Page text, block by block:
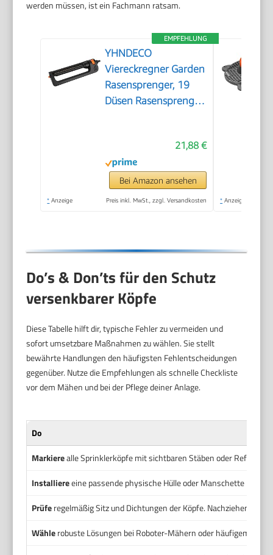
werden müssen, ist ein Fachmann ratsam.
EMPFEHLUNG
YHNDECO
Viereckregner Garden
Rasensprenger, 19
Düsen Rasensprenger
Flächen von 110-250
m², Comfort
Rasensprinkler Metall
Rasen Sprenger mit
21,88 €
Bei Amazon ansehen
* Anzeige Preis inkl. MwSt., zzgl. Versandkosten * Anzeige
Do’s & Don’ts für den Schutz
versenkbarer Köpfe
Diese Tabelle hilft dir, typische Fehler zu vermeiden und
sofort umsetzbare Maßnahmen zu wählen. Sie stellt
bewährte Handlungen den häufigsten Fehlentscheidungen
gegenüber. Nutze die Empfehlungen als schnelle Checkliste
vor dem Mähen und bei der Pflege deiner Anlage.
Do
Markierealle Sprinklerköpfe mit sichtbaren Stäben oder
Installiereeine passende physische Hülle oder Manschette bei
Prüferegelmäßig Sitz und Dichtungen der Köpfe. Nachziehen und
Wählerobuste Lösungen bei Roboter-Mähern oder häufigem